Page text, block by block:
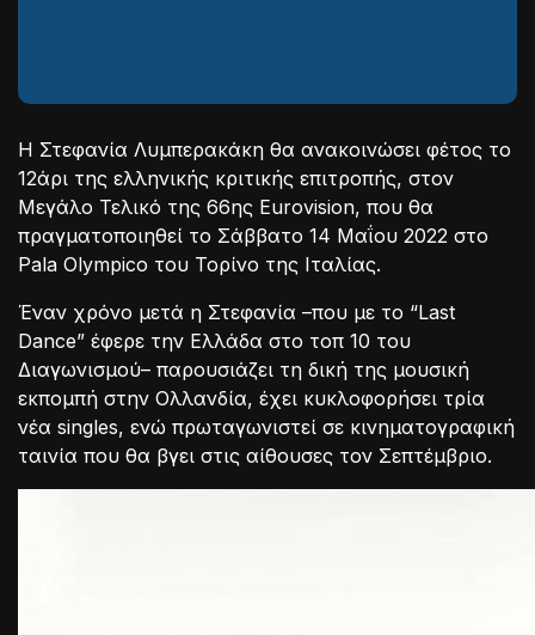
Η Στεφανία Λυμπερακάκη θα ανακοινώσει φέτος το
12άρι της ελληνικής κριτικής επιτροπής, στον
Μεγάλο Τελικό της 66ης Eurovision, που θα
πραγματοποιηθεί το Σάββατο 14 Μαΐου 2022 στο
Pala Olympico του Τορίνο της Ιταλίας.
Έναν χρόνο μετά η Στεφανία –που με το “Last
Dance” έφερε την Ελλάδα στο τοπ 10 του
Διαγωνισμού– παρουσιάζει τη δική της μουσική
εκπομπή στην Ολλανδία, έχει κυκλοφορήσει τρία
νέα singles, ενώ πρωταγωνιστεί σε κινηματογραφική
ταινία που θα βγει στις αίθουσες τον Σεπτέμβριο.